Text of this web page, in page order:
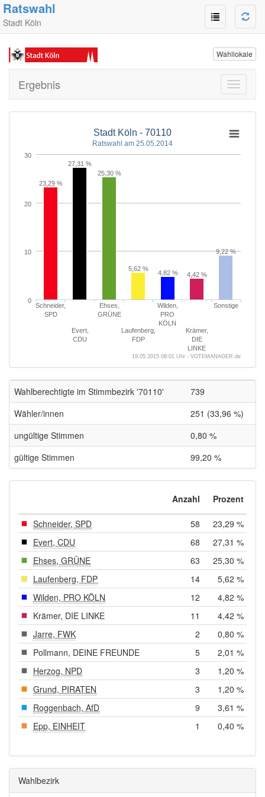
Ratswahl
Stadt Köln
Wahllokale
Toggle
Ergebnis
Stadt Köln - 70110
Ratswahl am 25.05.2014
23,29 %
27,31 %
25,30 %
5,62 %
4,82 % 4,42 %
9,22 %
Schneider,
SPD
Evert,
CDU
Ehses,
GRÜNE
Laufenberg,
FDP
Wilden,
PRO
KÖLN
Krämer,
DIE
LINKE
Sonstige
0
10
20
30
19.05.2015 08:01 Uhr - VOTEMANAGER.de
Wahlberechtigte im Stimmbezirk '70110'
739
Wähler/innen
251 (33,96 %)
ungültige Stimmen
0,80 %
gültige Stimmen
99,20 %
Anzahl Prozent
Schneider, SPD 58
23,29 %
Evert, CDU
68
27,31 %
Ehses, GRÜNE
63
25,30 %
Laufenberg, FDP
14
5,62 %
Wilden, PRO KÖLN
12
4,82 %
Krämer, DIE LINKE
11
4,42 %
Jarre, FWK
2
0,80 %
Pollmann, DEINE FREUNDE
5
2,01 %
Herzog, NPD
3
1,20 %
Grund, PIRATEN
3
1,20 %
Roggenbach, AfD
9
3,61 %
Epp, EINHEIT
1 0,40 %
Wahlbezirk